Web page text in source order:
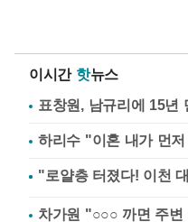
이시간 핫뉴스
표창원, 남규리에 15
하리수 "이혼 내가 먼
차가원 "○○○ 까면 주